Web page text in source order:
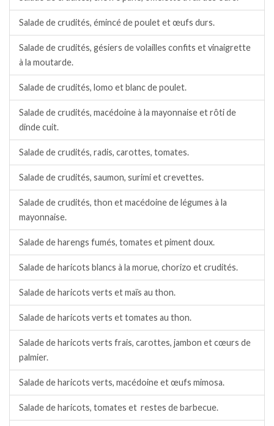
Salade de crudités, émincé de poulet et œufs durs.
Salade de crudités, gésiers de volailles confits et vinaigrette
à la moutarde.
Salade de crudités, lomo et blanc de poulet.
Salade de crudités, macédoine à la mayonnaise et rôti de
dinde cuit.
Salade de crudités, radis, carottes, tomates.
Salade de crudités, saumon, surimi et crevettes.
Salade de crudités, thon et macédoine de légumes à la
mayonnaise.
Salade de harengs fumés, tomates et piment doux.
Salade de haricots blancs à la morue, chorizo et crudités.
Salade de haricots verts et maïs au thon.
Salade de haricots verts et tomates au thon.
Salade de haricots verts frais, carottes, jambon et cœurs de
palmier.
Salade de haricots verts, macédoine et œufs mimosa.
Salade de haricots, tomates et restes de barbecue.